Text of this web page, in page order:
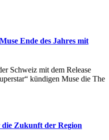
Ende des Jahres mit
Schweiz mit dem Release
kündigen Muse die The
Zukunft der Region